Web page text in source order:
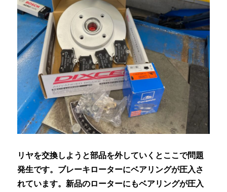
リヤを交換しようと部品を外していくとここで問題
発生です。ブレーキローターにベアリングが圧入さ
れています。新品のローターにもベアリングが圧入